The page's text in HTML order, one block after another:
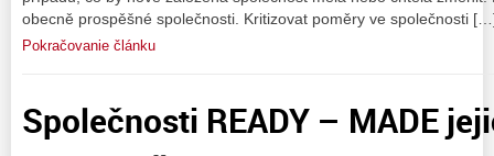
obecně prospěšné společnosti. Kritizovat poměry ve společnosti
Pokračovanie článku
Společnosti READY – MADE